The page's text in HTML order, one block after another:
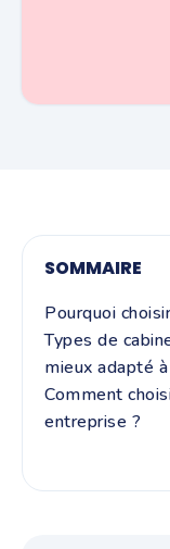
SOMMAIRE
Pourquoi
Types de
mieux adapté
Comment
entreprise ?